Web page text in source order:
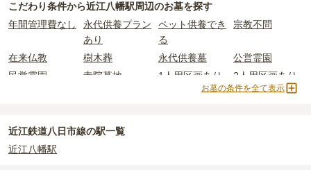
なお、お墓によっては以下の費用が別途かかる場合があります。
・開眼法要の費用：お墓を新しく建てた際に行う儀式のための費
用。僧侶に渡すお布施がかかります。
・納骨式の費用
：お墓に遺骨を納める儀式のための費用。僧侶に渡
すお布施、会食などの費用がかかります。
：お墓の管理費。契約後、毎年発生するケースがあり
正確な費用は、区画や石材の選び方によって大きく変わるため、見
積もりを取るまで確定しません。
近江八幡駅周辺 で安価なお墓を探したい場合は、
び替えてお墓を探すのがおすすめです。
主な条件として、遺骨がすでにある、該当の市区町村に一定年数以
上住んでいるなどが挙げられます。
条件を満たさない場合は、申し込み自体ができないことも多いた
め、事前の確認が重要です。
契約条件の詳細は、各霊園のページをご確認いただくか、資料請求
詳しくは、近江八幡駅周辺の永代供養の一覧をご覧ください。
こだわり条件から近江八幡駅周辺のお墓を探す
年間管理費なし
永代供養プラン
あり
ペット供養でき
る
宗教不問
在来仏教 樹木葬 永代供養墓
公営霊園
民営霊園
寺院墓地 1人用区画あり
2人用区画あり
お墓の条件を全て表示
近江鉄道八日市線の駅一覧
近江八幡駅